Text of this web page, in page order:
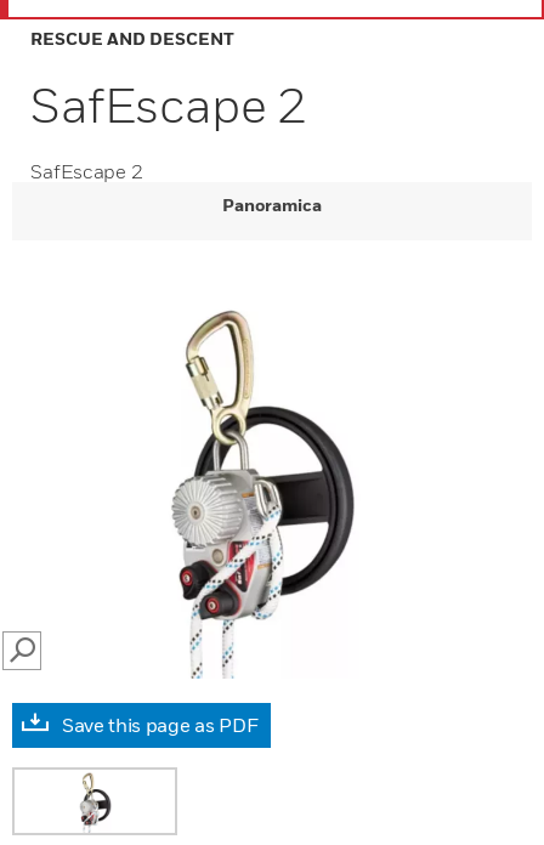
RESCUE AND DESCENT
SafEscape 2
SafEscape 2
Panoramica
SEARCH
Save this page as PDF